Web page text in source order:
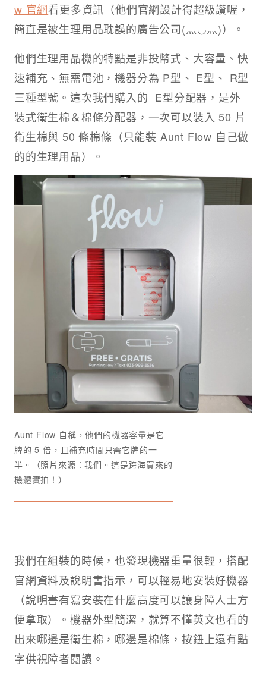
w 官網看更多資訊（他們官網設計得超級讚喔，
簡直是被生理用品耽誤的廣告公司(⺣◡⺣)）。
他們生理用品機的特點是非投幣式、大容量、快
速補充、無需電池，機器分為 P型、 E型、 R型
三種型號。這次我們購入的 E型分配器，是外
裝式衛生棉＆棉條分配器，一次可以裝入 50 片
衛生棉與 50 條棉條（只能裝 Aunt Flow 自己做
的的生理用品）。
Aunt Flow 自稱，他們的機器容量是它
牌的 5 倍，且補充時間只需它牌的一
半。（照片來源：我們。這是跨海買來的
機體實拍！）
我們在組裝的時候，也發現機器重量很輕，搭配
官網資料及說明書指示，可以輕易地安裝好機器
（說明書有寫安裝在什麼高度可以讓身障人士方
便拿取）。機器外型簡潔，就算不懂英文也看的
出來哪邊是衛生棉，哪邊是棉條，按鈕上還有點
字供視障者閱讀。